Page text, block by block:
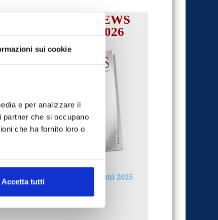
sui cookie
e per analizzare il
che si occupano
che ha fornito loro o
Accetta tutti
MENSILE ASSINEWS
AGOSTO 2026
Reclami e sanzioni 2025